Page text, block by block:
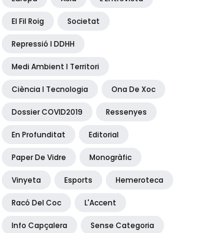
El Fil Roig Societat
Repressió I DDHH
Medi Ambient I Territori
Ciència I Tecnologia Ona De Xoc
Dossier COVID2019 Ressenyes
En Profunditat Editorial
Paper De Vidre Monogràfic
Vinyeta Esports Hemeroteca
Racó Del Coc L'Accent
Info Capçalera Sense Categoria